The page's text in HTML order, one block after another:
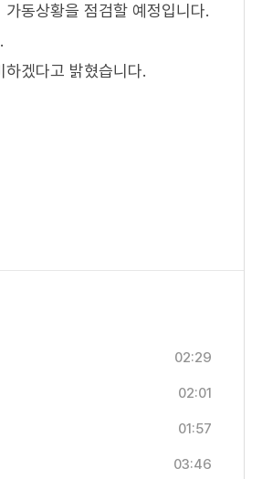
동상황을 점검할 예정입니다.
겠다고 밝혔습니다.
02:29
02:01
01:57
03:46